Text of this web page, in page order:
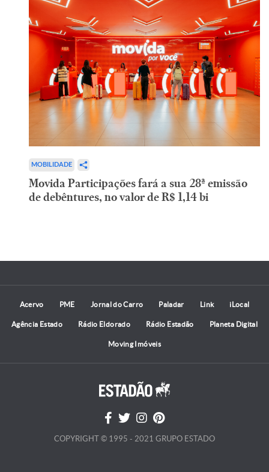
MOBILIDADE
Movida Participações fará a sua 28ª emissão
de debêntures, no valor de R$ 1,14 bi
Acervo PME Jornal do Carro Paladar Link iLocal
Agência Estado Rádio Eldorado Rádio Estadão Planeta Digital
Moving Imóveis
COPYRIGHT © 1995 - 2021 GRUPO ESTADO